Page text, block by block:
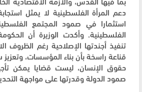
دعم المرأة الفلسطينية لا يمثل
استثمارا في صمود المجتمع
الفلسطينية. وأكدت الوزيرة أن
تنفيذ أجندتها الإصلاحية رغم الظروف
قناعة راسخة بأن بناء المؤسسات، وتعزيز
حقوق الإنسان، ليست قضايا يمكن
صمود الدولة وقدرتها على مواجهة